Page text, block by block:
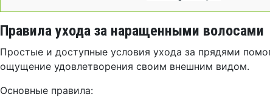
Правила ухода за наращенными волосами
Простые и доступные условия ухода за прядями
ощущение удовлетворения своим внешним видом.
Основные правила: